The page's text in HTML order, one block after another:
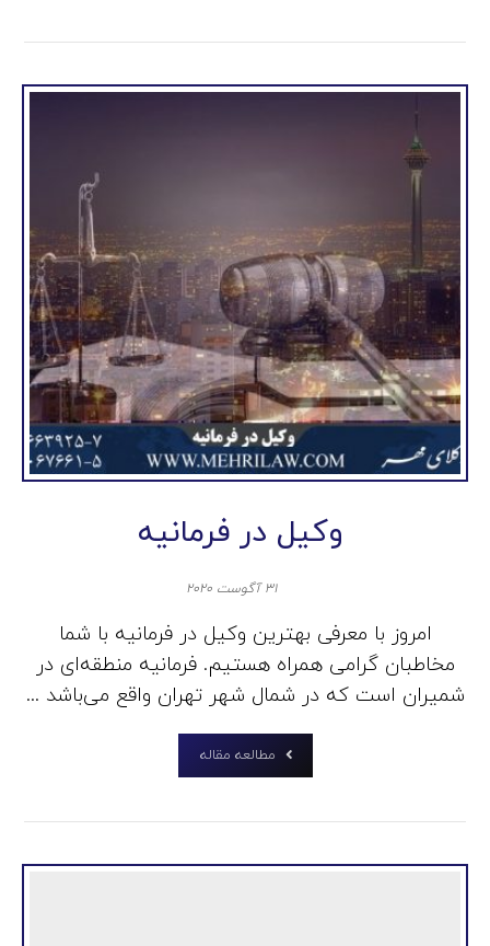
وکیل در فرمانیه
۳۱ آگوست ۲۰۲۰
امروز با معرفی بهترین وکیل در فرمانیه با شما
مخاطبان گرامی همراه هستیم. فرمانیه منطقه‌ای در
شمیران است که در شمال شهر تهران واقع می‌باشد ...
مطالعه مقاله